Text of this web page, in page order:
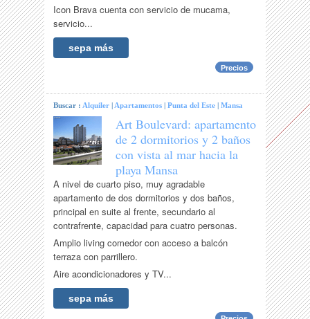
Icon Brava cuenta con servicio de mucama,
servicio...
sepa más
Precios
Buscar :Alquiler |Apartamentos |Punta del Este |Mansa
Art Boulevard: apartamento
de 2 dormitorios y 2 baños
con vista al mar hacia la
playa Mansa
A nivel de cuarto piso, muy agradable
apartamento de dos dormitorios y dos baños,
principal en suite al frente, secundario al
contrafrente, capacidad para cuatro personas.
Amplio living comedor con acceso a balcón
terraza con parrillero.
Aire acondicionadores y TV...
sepa más